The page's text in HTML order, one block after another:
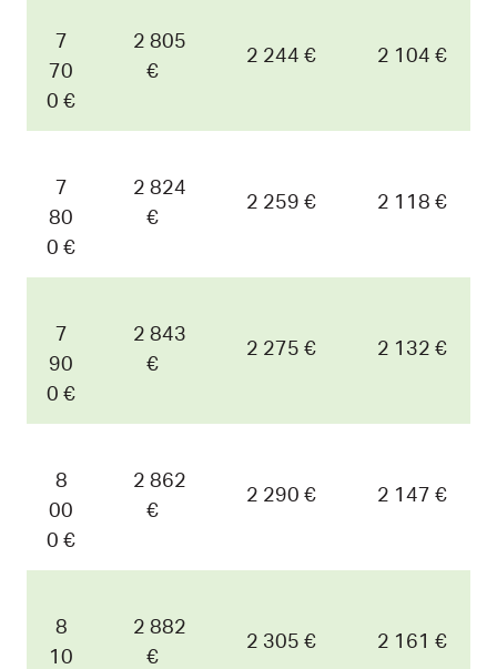
7
70
0 €
2 805
€
2 244 € 2 104 €
7
80
0 €
2 824
€
2 259 € 2 118 €
7
90
0 €
2 843
€
2 275 € 2 132 €
8
00
0 €
2 862
€
2 290 € 2 147 €
8
10
2 882
€
2 305 € 2 161 €